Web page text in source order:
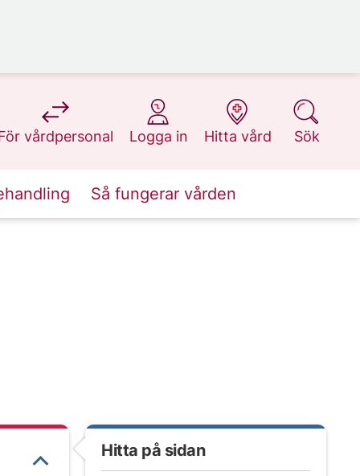
vårdpersonal
på 1177.se
Logga in
på 1177.se
Hitta vård
på 1177.se
Sök
på 1177.se
Så fungerar vården
Hitta på sidan